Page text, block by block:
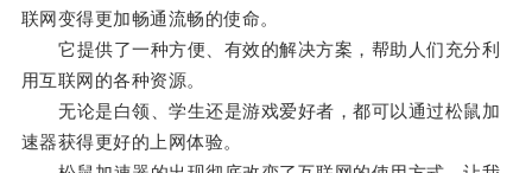
联网变得更加畅通流畅的使命。
它提供了一种方便、有效的解决方案，帮助人们充分利
用互联网的各种资源。
无论是白领、学生还是游戏爱好者，都可以通过松鼠加
速器获得更好的上网体验。